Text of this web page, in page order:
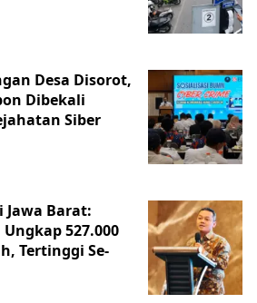
Desa Disorot,
Dibekali
Siber
Barat:
527.000
Tertinggi Se-